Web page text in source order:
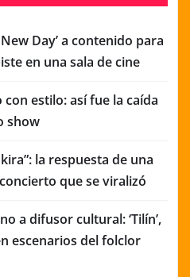
Day’ a contenido para
en una sala de cine
estilo: así fue la caída
show
la respuesta de una
que se viralizó
a difusor cultural: ‘Tilín’,
escenarios del folclor